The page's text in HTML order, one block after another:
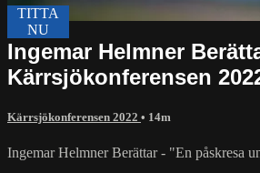
Ingemar Helmner
Kärrsjökonferensen
Kärrsjökonferensen 2022 • 14m
Ingemar Helmner Berättar - "En påskresa